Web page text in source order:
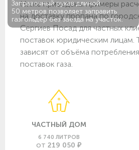
Заправочный рукав длиной
50 метров позволяет заправить
газгольдер без заезда на участок.
Ниже приведены примеры
на доставку пропана по
Сергиев Посад для частных
поставок юридическим лицам.
зависят от объёма
поставок газа.
ЧАСТНЫЙ ДОМ
6 740 ЛИТРОВ
ОТ 219 050 ₽